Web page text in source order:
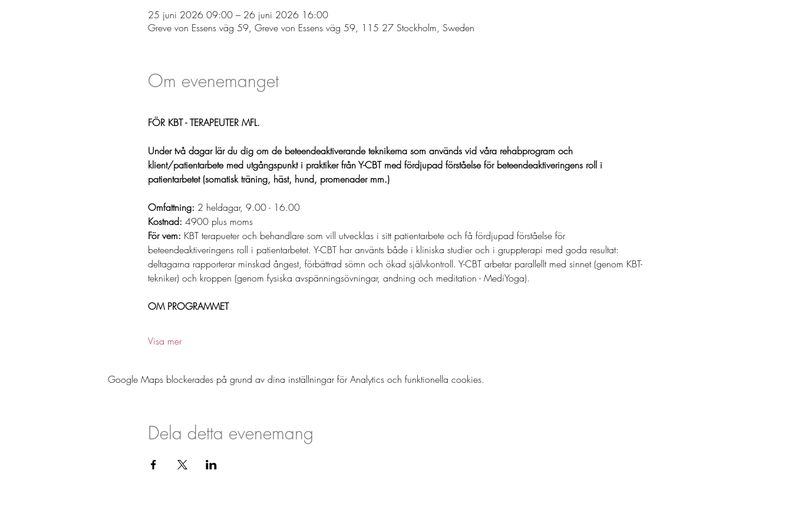
25 juni 2026 09:00 – 26 juni 2026 16:00
Greve von Essens väg 59, Greve von Essens väg 59, 115 27 Stockholm, Sweden
Om evenemanget
FÖR KBT - TERAPEUTER MFL.
Under två dagar lär du dig om de beteendeaktiverande teknikerna som används vid våra rehabprogram och
klient/patientarbete med utgångspunkt i praktiker från Y-CBT med fördjupad förståelse för beteendeaktiveringens roll i
patientarbetet (somatisk träning, häst, hund, promenader mm.)
Omfattning: 2 heldagar, 9.00 - 16.00
Kostnad: 4900 plus moms
För vem: KBT terapueter och behandlare som vill utvecklas i sitt patientarbete och få fördjupad förståelse för
beteendeaktiveringens roll i patientarbetet. Y-CBT har använts både i kliniska studier och i gruppterapi med goda resultat:
deltagarna rapporterar minskad ångest, förbättrad sömn och ökad självkontroll. Y-CBT arbetar parallellt med sinnet (genom KBT-
tekniker) och kroppen (genom fysiska avspänningsövningar, andning och meditation - MediYoga).
OM PROGRAMMET
Visa mer
Google Maps blockerades på grund av dina inställningar för Analytics och funktionella cookies.
Dela detta evenemang